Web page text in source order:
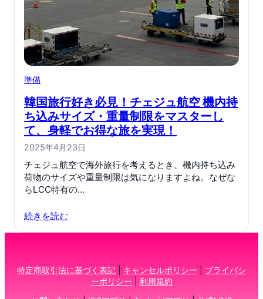
準備
韓国旅行好き必見！チェジュ航空 機内持
ち込みサイズ・重量制限をマスターし
て、身軽でお得な旅を実現！
2025年4月23日
チェジュ航空で海外旅行を考えるとき、機内持ち込み
荷物のサイズや重量制限は気になりますよね。なぜな
らLCC特有の…
続きを読む
特定商取引法に基づく表記 キャンセルポリシー
プライバシ
ーポリシー
利用規約